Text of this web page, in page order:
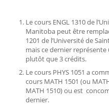
Le cours ENGL 1310 de
Manitoba peut être
1201 de l’Université de
mais ce dernier représente
plutôt que 3 crédits.
Le cours PHYS 1051 a
cours MATH 1501 (ou
MATH 1510) ou est
dernier.